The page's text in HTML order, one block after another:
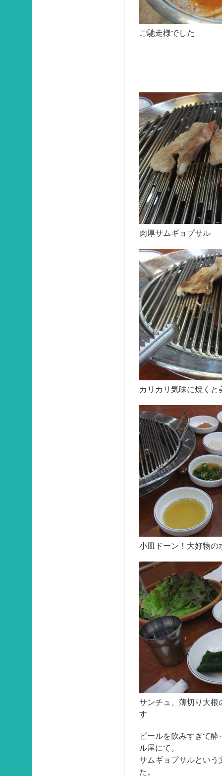
ご馳走様でした
肉厚サムギョプサル
カリカリ気味に焼くと
小皿ドーン！大好物の
サンチュ、薄切り大根
す
ビールを飲みすぎて
ル屋にて。
サムギョプサルという
た。